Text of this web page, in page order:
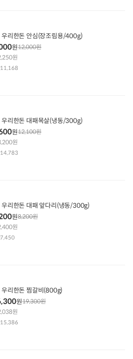
우리한돈 안심(장조림용/400g)
원12,000원
원
11,168
우리한돈 대패목살(냉동/300g)
원12,100원
원
14,783
우리한돈 대패 앞다리(냉동/300g)
원8,200원
원
7,450
우리한돈 찜갈비(800g)
원19,300원
원
15,386